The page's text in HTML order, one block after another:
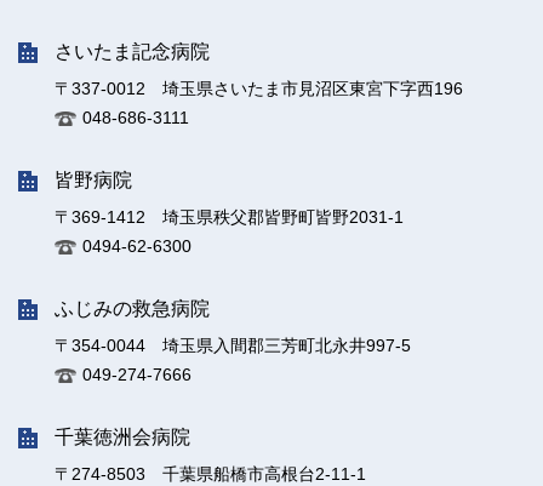
さいたま記念病院
〒337-0012 埼玉県さいたま市見沼区東宮下字西196
048-686-3111
皆野病院
〒369-1412 埼玉県秩父郡皆野町皆野2031-1
0494-62-6300
ふじみの救急病院
〒354-0044 埼玉県入間郡三芳町北永井997-5
049-274-7666
千葉徳洲会病院
〒274-8503 千葉県船橋市高根台2-11-1